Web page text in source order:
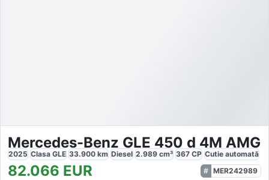
Mercedes-Benz GLE 450 d 4M AMG
2025 Clasa GLE 33.900 km Diesel 2.989 cm³ 367 CP Cutie automată
82.066 EUR
MER242989